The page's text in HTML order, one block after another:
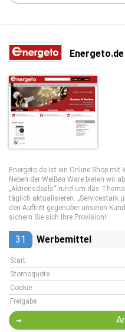
Energeto.de
Energeto.de ist ein Online Shop mit
Neben der Weißen Ware bieten wir
„Aktionsdeals“ rund um das
täglich aktualisieren. „Servicestark
den Auftritt gegenüber unseren
sichern Sie sich Ihre Provision!
31 Werbemittel
Start
Stornoquote
Cookie
Freigabe